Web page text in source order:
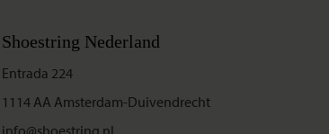
Shoestring Nederland
Entrada 224
1114 AA Amsterdam-Duivendrecht
info@shoestring.nl